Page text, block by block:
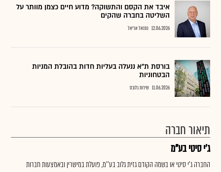
איבד את הקסם והתשוקה? מדוע חיים כצמן מוותר על
השליטה בחברה שהקים
12.06.2026 נתנאל אריאל
בורסת ת"א ננעלה בעליות חדות בהובלת המניות
הבטחוניות
11.06.2026 שירות גלובס
תיאור חברה
ג'י סיטי בע"מ
החברה ג'י סיטי או בשמה הקודם גזית גלוב בע''מ, פועלת במישרין ובאמצעות חברות